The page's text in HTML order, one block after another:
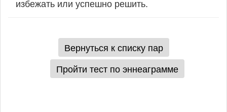
избежать или успешно решить.
Вернуться к списку пар
Пройти тест по эннеаграмме